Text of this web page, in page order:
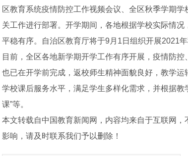
区教育系统疫情防控工作视频会议、全区秋季学期
关工作进行部署。开学期间，各地根据学校实际情
平稳有序。自治区教育厅将于9月1日组织开展2021
目前，全区各地新学期开学工作有序开展，疫情防
也已在开学前完成，返校师生精神面貌良好，教学
学校课后服务水平，满足学生多样化需求，并根据
课”等。
本文转载自中国教育新闻网，内容均来自于互联网
影响，请及时联系我们予以删除！